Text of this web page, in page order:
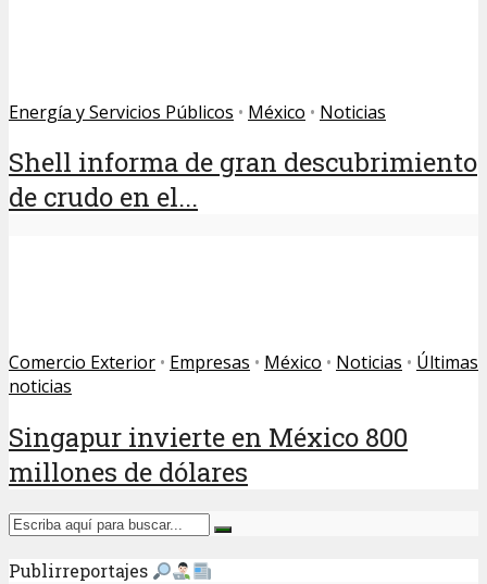
Energía y Servicios Públicos • México • Noticias
Shell informa de gran descubrimiento
de crudo en el...
Comercio Exterior • Empresas • México • Noticias • Últimas
noticias
Singapur invierte en México 800
millones de dólares
Publirreportajes